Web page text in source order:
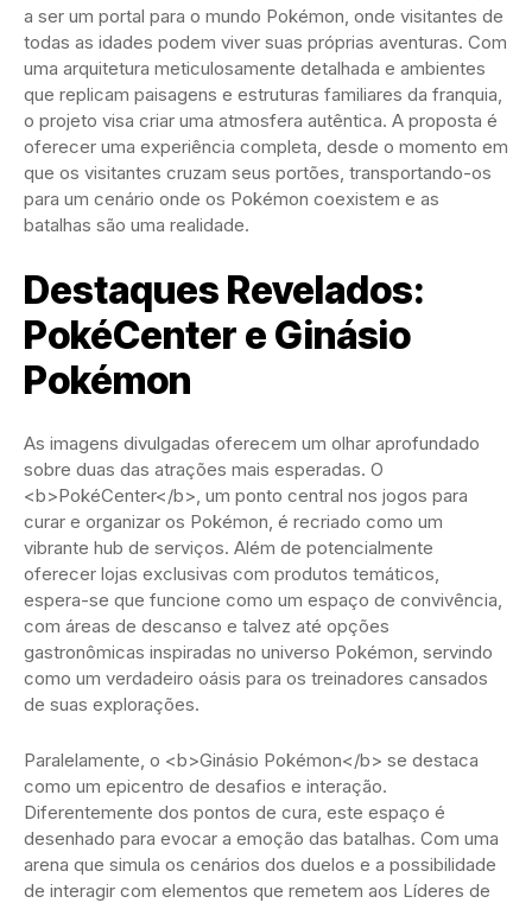
a ser um portal para o mundo Pokémon, onde visitantes de
todas as idades podem viver suas próprias aventuras. Com
uma arquitetura meticulosamente detalhada e ambientes
que replicam paisagens e estruturas familiares da franquia,
o projeto visa criar uma atmosfera autêntica. A proposta é
oferecer uma experiência completa, desde o momento em
que os visitantes cruzam seus portões, transportando-os
para um cenário onde os Pokémon coexistem e as
batalhas são uma realidade.
Destaques Revelados:
PokéCenter e Ginásio
Pokémon
As imagens divulgadas oferecem um olhar aprofundado
sobre duas das atrações mais esperadas. O
<b>PokéCenter</b>, um ponto central nos jogos para
curar e organizar os Pokémon, é recriado como um
vibrante hub de serviços. Além de potencialmente
oferecer lojas exclusivas com produtos temáticos,
espera-se que funcione como um espaço de convivência,
com áreas de descanso e talvez até opções
gastronômicas inspiradas no universo Pokémon, servindo
como um verdadeiro oásis para os treinadores cansados
de suas explorações.
Paralelamente, o <b>Ginásio Pokémon</b> se destaca
como um epicentro de desafios e interação.
Diferentemente dos pontos de cura, este espaço é
desenhado para evocar a emoção das batalhas. Com uma
arena que simula os cenários dos duelos e a possibilidade
de interagir com elementos que remetem aos Líderes de